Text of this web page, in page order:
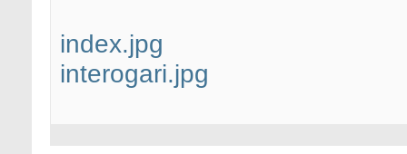
index.jpg
interogari.jpg